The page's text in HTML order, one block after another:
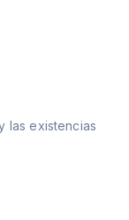
las existencias